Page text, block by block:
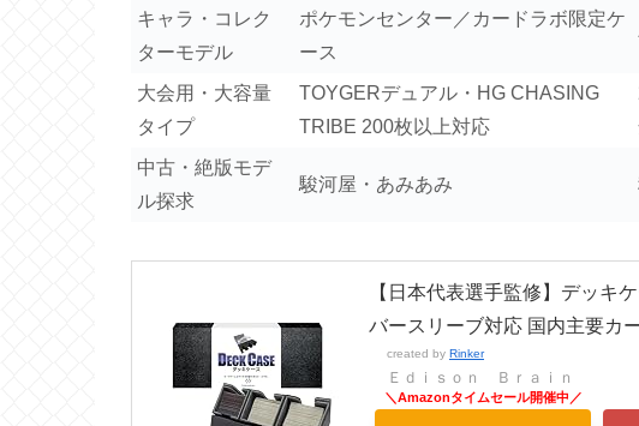
キャラ・コレク
ターモデル
ポケモンセンター／カードラボ限定ケ
ース
大会用・大容量
タイプ
TOYGERデュアル・HG CHASING
TRIBE 200枚以上対応
中古・絶版モデ
ル探求
駿河屋・あみあみ
【日本代表選手監修】デッキ
バースリーブ対応 国内主要カ
created by Rinker
Ｅｄｉｓｏｎ Ｂｒａｉｎ